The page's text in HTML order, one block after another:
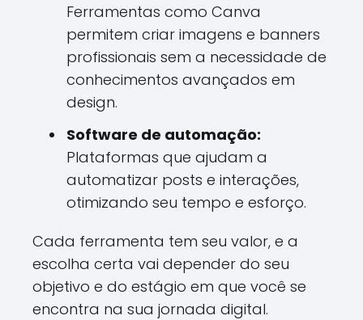
Ferramentas como Canva
permitem criar imagens e banners
profissionais sem a necessidade de
conhecimentos avançados em
design.
Software de automação:
Plataformas que ajudam a
automatizar posts e interações,
otimizando seu tempo e esforço.
Cada ferramenta tem seu valor, e a
escolha certa vai depender do seu
objetivo e do estágio em que você se
encontra na sua jornada digital.